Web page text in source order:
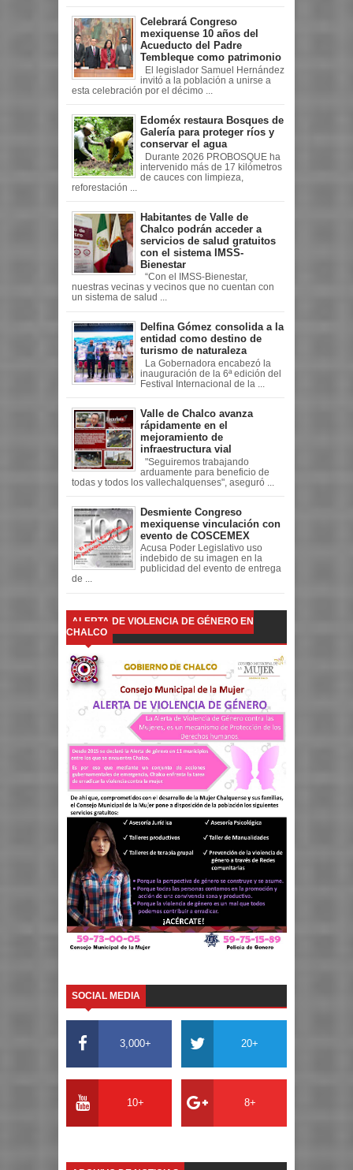
Celebrará Congreso
mexiquense 10 años del
Acueducto del Padre
Tembleque como patrimonio
El legislador Samuel Hernández
invitó a la población a unirse a
esta celebración por el décimo ...
Edoméx restaura Bosques de
Galería para proteger ríos y
conservar el agua
Durante 2026 PROBOSQUE ha
intervenido más de 17 kilómetros
de cauces con limpieza,
reforestación ...
Habitantes de Valle de
Chalco podrán acceder a
servicios de salud gratuitos
con el sistema IMSS-
Bienestar
“Con el IMSS-Bienestar,
nuestras vecinas y vecinos que no cuentan con
un sistema de salud ...
Delfina Gómez consolida a la
entidad como destino de
turismo de naturaleza
La Gobernadora encabezó la
inauguración de la 6ª edición del
Festival Internacional de la ...
Valle de Chalco avanza
rápidamente en el
mejoramiento de
infraestructura vial
"Seguiremos trabajando
arduamente para beneficio de
todas y todos los vallechalquenses", aseguró ...
Desmiente Congreso
mexiquense vinculación con
evento de COSCEMEX
Acusa Poder Legislativo uso
indebido de su imagen en la
publicidad del evento de entrega
de ...
ALERTA DE VIOLENCIA DE GÉNERO EN
CHALCO
SOCIAL MEDIA
3,000+ 20+
10+ 8+